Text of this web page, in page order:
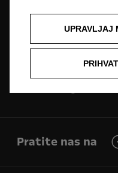
Zatražite testnu
Pratite nas na